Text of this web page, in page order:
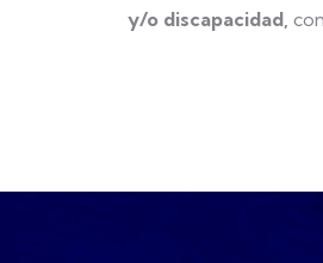
y/o discapacidad,